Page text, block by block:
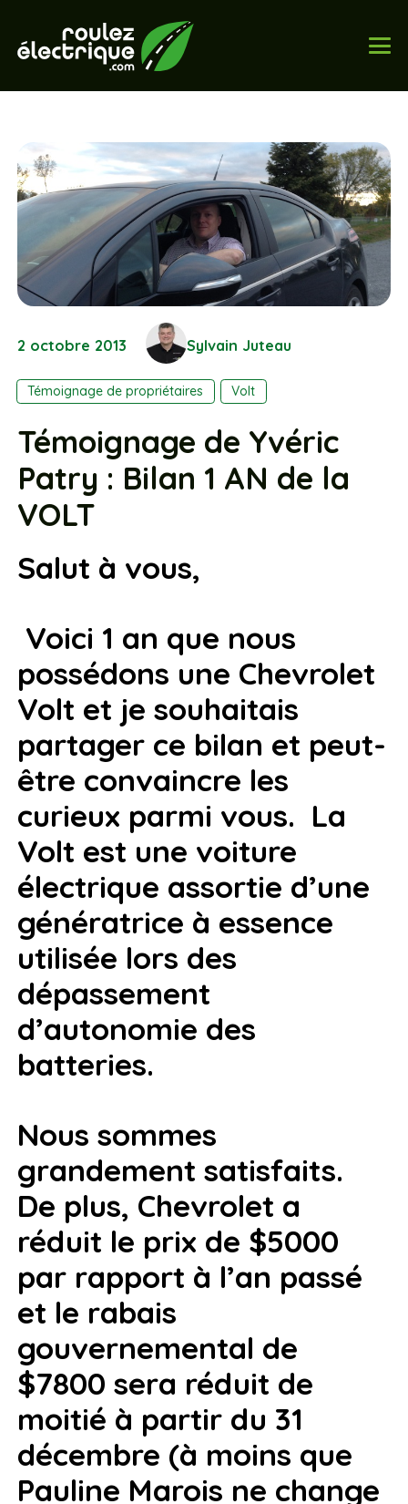
2 octobre 2013 Sylvain Juteau
Témoignage de propriétaires Volt
Témoignage de Yvéric
Patry : Bilan 1 AN de la
VOLT
Salut à vous,
Voici 1 an que nous
possédons une Chevrolet
Volt et je souhaitais
partager ce bilan et peut-
être convaincre les
curieux parmi vous. La
Volt est une voiture
électrique assortie d’une
génératrice à essence
utilisée lors des
dépassement
d’autonomie des
batteries.
Nous sommes
grandement satisfaits.
De plus, Chevrolet a
réduit le prix de $5000
par rapport à l’an passé
et le rabais
gouvernemental de
$7800 sera réduit de
moitié à partir du 31
décembre (à moins que
Pauline Marois ne change